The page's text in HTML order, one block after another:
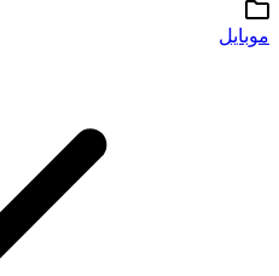
موبایل